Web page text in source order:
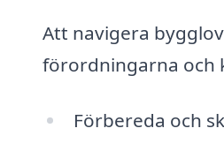
Att navigera
förordningarna och
Förbereda och